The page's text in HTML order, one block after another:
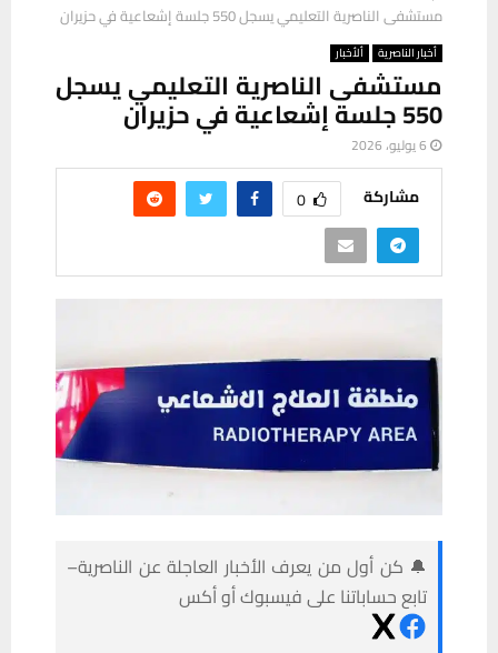
مستشفى الناصرية التعليمي يسجل 550 جلسة إشعاعية في حزيران
أخبار الناصرية ألأخبار
مستشفى الناصرية التعليمي يسجل
550 جلسة إشعاعية في حزيران
6 يوليو، 2026
مشاركة 0
🔔 كن أول من يعرف الأخبار العاجلة عن الناصرية–
تابع حساباتنا على فيسبوك أو أكس